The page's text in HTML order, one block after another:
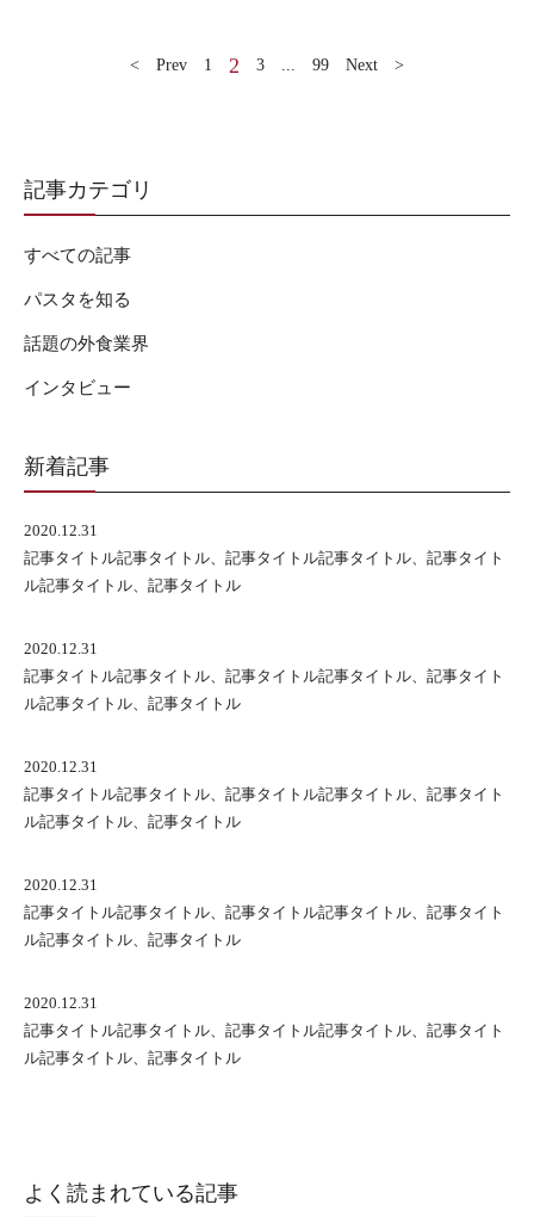
< Prev 1 2 3 ... 99 Next >
記事カテゴリ
すべての記事
パスタを知る
話題の外食業界
インタビュー
新着記事
2020.12.31
記事タイトル記事タイトル、記事タイトル記事タイトル、記事タイト
ル記事タイトル、記事タイトル
2020.12.31
記事タイトル記事タイトル、記事タイトル記事タイトル、記事タイト
ル記事タイトル、記事タイトル
2020.12.31
記事タイトル記事タイトル、記事タイトル記事タイトル、記事タイト
ル記事タイトル、記事タイトル
2020.12.31
記事タイトル記事タイトル、記事タイトル記事タイトル、記事タイト
ル記事タイトル、記事タイトル
2020.12.31
記事タイトル記事タイトル、記事タイトル記事タイトル、記事タイト
ル記事タイトル、記事タイトル
よく読まれている記事